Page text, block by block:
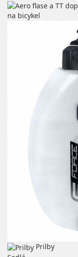
na bicykel
Prilby